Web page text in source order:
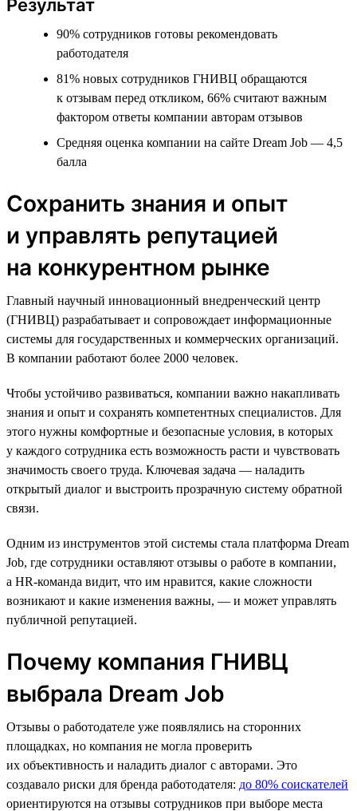
Результат
90% сотрудников готовы рекомендовать
работодателя
81% новых сотрудников ГНИВЦ обращаются
к отзывам перед откликом, 66% считают важным
фактором ответы компании авторам отзывов
Средняя оценка компании на сайте Dream Job — 4,5
балла
Сохранить знания и опыт
и управлять репутацией
на конкурентном рынке
Главный научный инновационный внедренческий центр
(ГНИВЦ) разрабатывает и сопровождает информационные
системы для государственных и коммерческих организаций.
В компании работают более 2000 человек.
Чтобы устойчиво развиваться, компании важно накапливать
знания и опыт и сохранять компетентных специалистов. Для
этого нужны комфортные и безопасные условия, в которых
у каждого сотрудника есть возможность расти и чувствовать
значимость своего труда. Ключевая задача — наладить
открытый диалог и выстроить прозрачную систему обратной
связи.
Одним из инструментов этой системы стала платформа Dream
Job, где сотрудники оставляют отзывы о работе в компании,
а HR-команда видит, что им нравится, какие сложности
возникают и какие изменения важны, — и может управлять
публичной репутацией.
Почему компания ГНИВЦ
выбрала Dream Job
Отзывы о работодателе уже появлялись на сторонних
площадках, но компания не могла проверить
их объективность и наладить диалог с авторами. Это
создавало риски для бренда работодателя: до 80% соискателей
ориентируются на отзывы сотрудников при выборе места